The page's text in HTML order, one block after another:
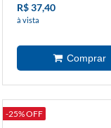
R$ 37,40
à vista
-25% OFF